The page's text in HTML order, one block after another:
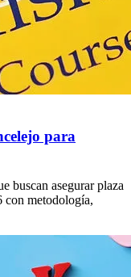
para
buscan asegurar plaza
con metodología,